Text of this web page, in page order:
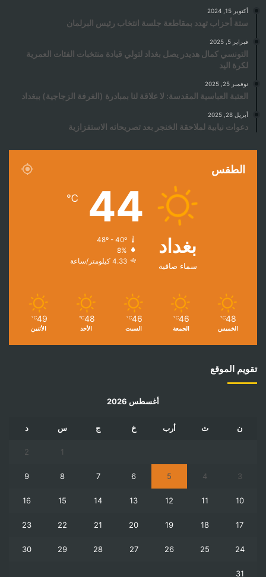
أكتوبر 15, 2024
ستة أحزاب تهدد بمقاطعة جلسة انتخاب رئيس البرلمان
فبراير 5, 2025
التونسي كمال هديدر يصل بغداد لتولي قيادة منتخبات الفئات العمرية
لكرة اليد
نوفمبر 25, 2025
العتبة العباسية المقدسة: لا علاقة لنا بمبادرة (الغرفة الزجاجية) ببغداد
أبريل 28, 2025
دعوات نيابية لملاحقة الخنجر بعد تصريحاته الاستفزازية
الطقس
بغداد
سماء صافية
44
℃
48º - 40º
8%
4.33 كيلومتر/ساعة
48
℃
الخميس
46
℃
الجمعة
46
℃
السبت
48
℃
الأحد
49
℃
الأثنين
تقويم الموقع
أغسطس 2026
ن ث أرب خ ج س د
1
2
3
4
5
6
7
8
9
10
11
12
13
14
15
16
17
18
19
20
21
22
23
24
25
26
27
28
29
30
31